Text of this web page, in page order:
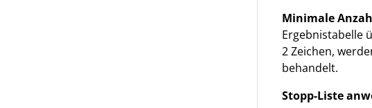
Minimale
Ergebnistabelle
2 Zeichen,
behandelt.
Stopp-Liste